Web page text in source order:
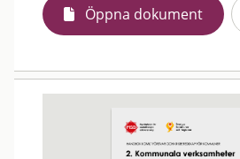
Öppna dokument